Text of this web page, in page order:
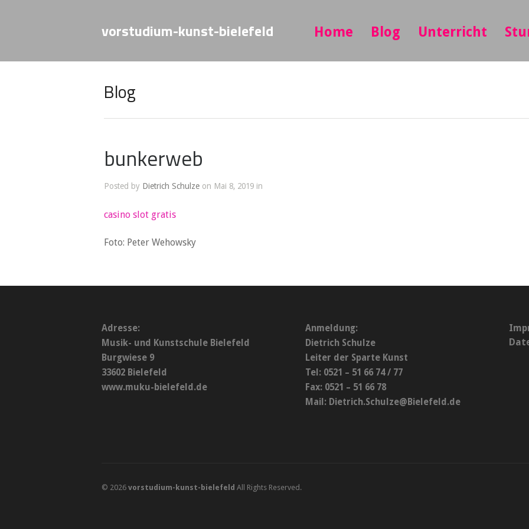
vorstudium-kunst-bielefeld Home Blog Unterricht
Blog
bunkerweb
Posted by Dietrich Schulze on Mai 8, 2019 in
casino slot gratis
Foto: Peter Wehowsky
Adresse:
Musik- und Kunstschule Bielefeld
Burgwiese 9
33602 Bielefeld
www.muku-bielefeld.de
Anmeldung:
Dietrich Schulze
Leiter der Sparte Kunst
Tel: 0521 – 51 66 74 / 77
Fax: 0521 – 51 66 78
Mail: Dietrich.Schulze@Bielefeld.de
© 2026 vorstudium-kunst-bielefeld All Rights Reserved.